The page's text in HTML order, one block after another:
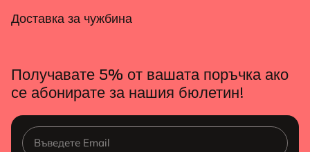
Доставка за чужбина
Получавате 5% от вашата поръчка ако
се абонирате за нашия бюлетин!